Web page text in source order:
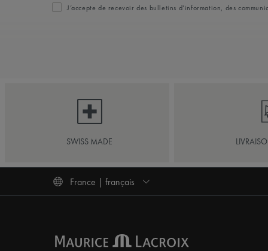
J’accepte de recevoir des bulletins d’information, des
SWISS MADE
France | français